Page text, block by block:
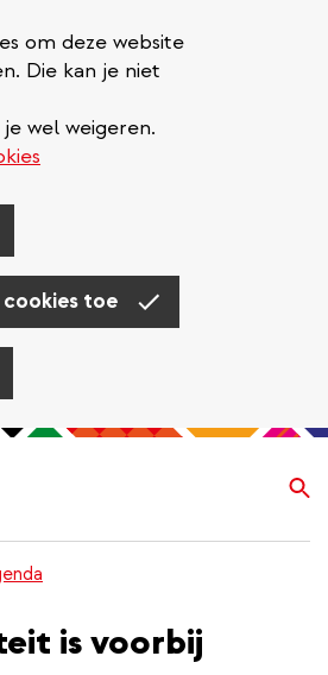
om deze website
Die kan je niet
wel weigeren.
cookies toe
is voorbij